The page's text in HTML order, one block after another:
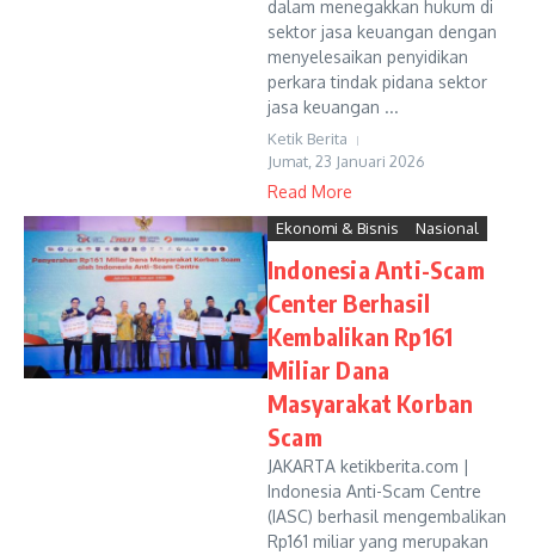
dalam menegakkan hukum di
sektor jasa keuangan dengan
menyelesaikan penyidikan
perkara tindak pidana sektor
jasa keuangan ...
Ketik Berita
Jumat, 23 Januari 2026
Read More
Ekonomi & Bisnis Nasional
Indonesia Anti-Scam
Center Berhasil
Kembalikan Rp161
Miliar Dana
Masyarakat Korban
Scam
JAKARTA ketikberita.com |
Indonesia Anti-Scam Centre
(IASC) berhasil mengembalikan
Rp161 miliar yang merupakan